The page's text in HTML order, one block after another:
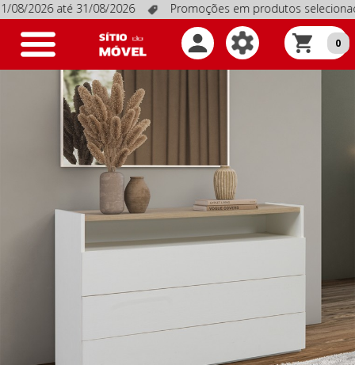
até 31/08/2026 Promoções em produtos selecionados,
Toggle
navigation 0